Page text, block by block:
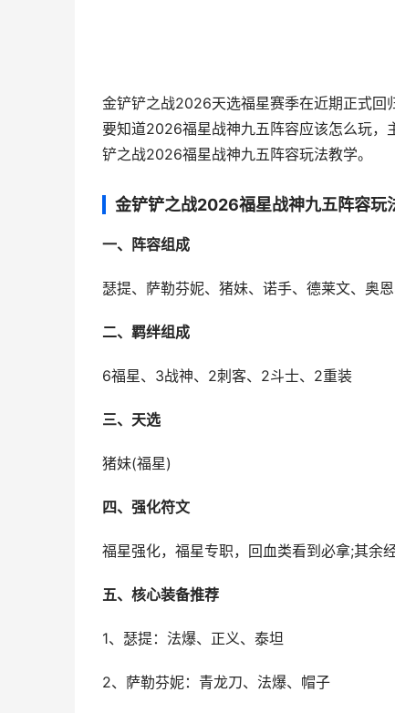
金铲铲之战2026天选福星赛季在近期正式回
要知道2026福星战神九五阵容应该怎么玩，
铲之战2026福星战神九五阵容玩法教学。
金铲铲之战2026福星战神九五阵容玩
一、阵容组成
瑟提、萨勒芬妮、猪妹、诺手、德莱文、奥
二、羁绊组成
6福星、3战神、2刺客、2斗士、2重装
三、天选
猪妹(福星)
四、强化符文
福星强化，福星专职，回血类看到必拿;其余
五、核心装备推荐
1、瑟提：法爆、正义、泰坦
2、萨勒芬妮：青龙刀、法爆、帽子